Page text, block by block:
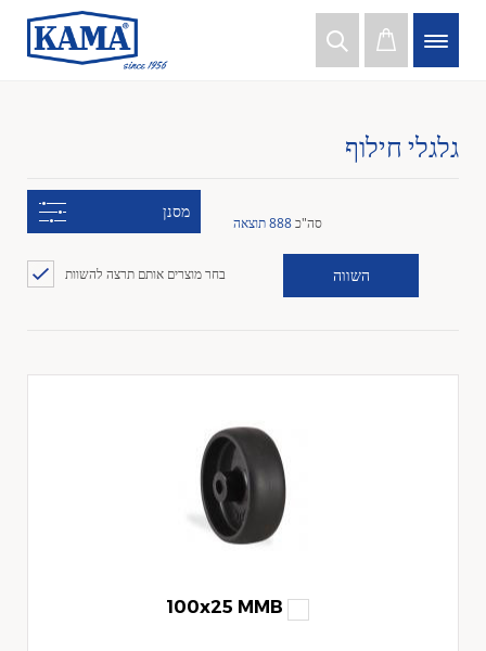
גלגלי חילוף
מסנן
סה"כ888 תוצאה
בחר מוצרים אותם תרצה להשוות השווה
100x25 MMB